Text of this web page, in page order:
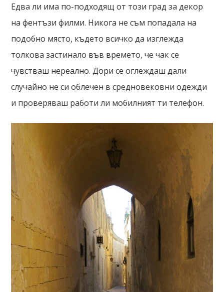
Едва ли има по-подходящ от този град за декор
на фентъзи филми. Никога не съм попадала на
подобно място, където всичко да изглежда
толкова застинало във времето, че чак се
чувстваш нереално. Дори се оглеждаш дали
случайно не си облечен в средновековни одежди
и проверяваш работи ли мобилният ти телефон.